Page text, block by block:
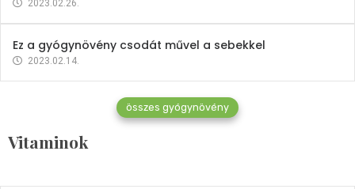
2023.02.26.
Ez a gyógynövény csodát művel a sebekkel
2023.02.14.
összes gyógynövény
Vitaminok
Vitaminok
Mindent a B-12 vitaminról
2023.02.27.